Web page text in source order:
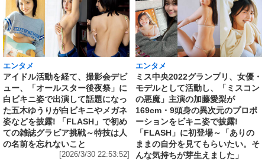
エンタメ
アイドル活動を経て、撮影会デビ
ュー、「オールスター後夜祭」に
白ビキニ姿で出演して話題になっ
た五木ゆうりが白ビキニやメガネ
姿などを披露! 「FLASH」で初め
ての雑誌グラビア挑戦～特技は人
の名前を忘れないこと
[2026/3/30 22:53:52]
エンタメ
ミス中央2022グランプリ、女優・
モデルとして活動し、「ミスコン
の悪魔」主演の加藤愛梨が
169cm・9頭身の異次元のプロポ
ーションをビキニ姿で披露!
「FLASH」に初登場～「ありの
ままの自分を見てもらいたい。そ
んな気持ちが芽生えました」